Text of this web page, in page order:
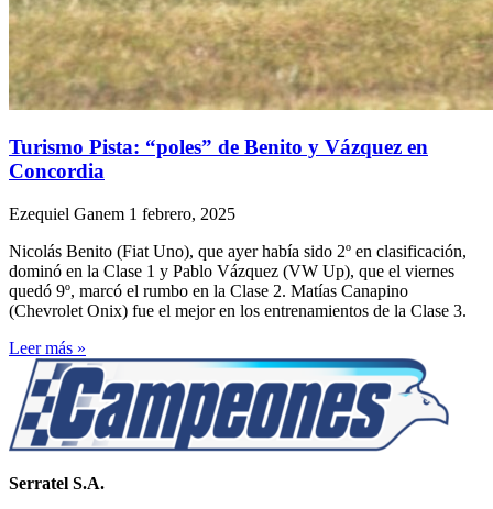
Turismo Pista: “poles” de Benito y Vázquez en
Concordia
Ezequiel Ganem 1 febrero, 2025
Nicolás Benito (Fiat Uno), que ayer había sido 2º en clasificación,
dominó en la Clase 1 y Pablo Vázquez (VW Up), que el viernes
quedó 9º, marcó el rumbo en la Clase 2. Matías Canapino
(Chevrolet Onix) fue el mejor en los entrenamientos de la Clase 3.
Leer más »
Serratel S.A.